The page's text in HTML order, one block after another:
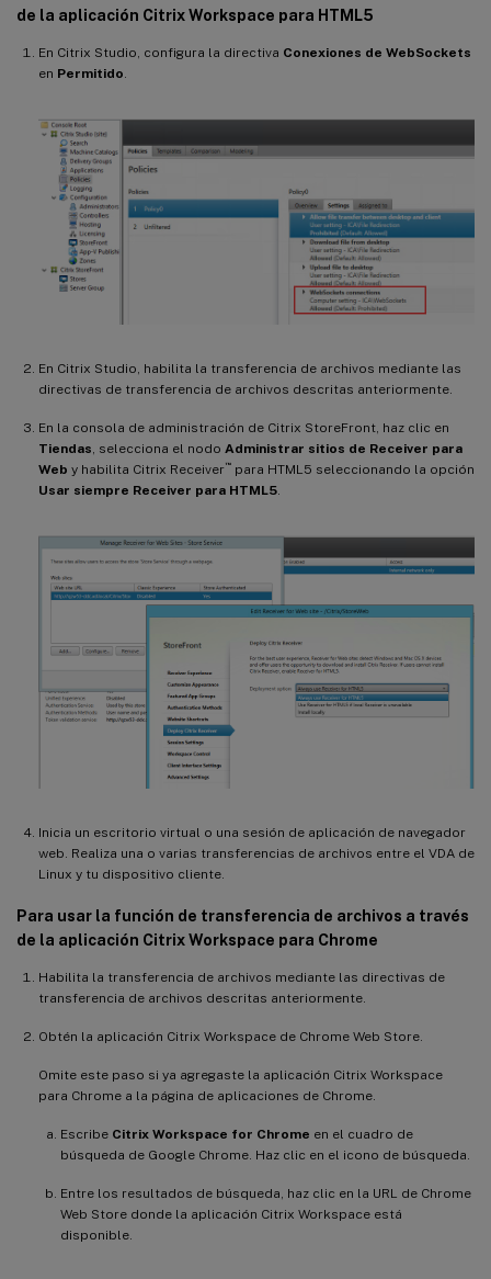
de la aplicación Citrix Workspace para HTML5
En Citrix Studio, configura la directiva Conexiones de WebSockets
en Permitido.
En Citrix Studio, habilita la transferencia de archivos mediante las
directivas de transferencia de archivos descritas anteriormente.
En la consola de administración de Citrix StoreFront, haz clic en
Tiendas, selecciona el nodo Administrar sitios de Receiver para
Web y habilita Citrix Receiver™
para HTML5 seleccionando la opción
Usar siempre Receiver para HTML5.
Inicia un escritorio virtual o una sesión de aplicación de navegador
web. Realiza una o varias transferencias de archivos entre el VDA de
Linux y tu dispositivo cliente.
Para usar la función de transferencia de archivos a través
de la aplicación Citrix Workspace para Chrome
Habilita la transferencia de archivos mediante las directivas de
transferencia de archivos descritas anteriormente.
Obtén la aplicación Citrix Workspace de Chrome Web Store.
Omite este paso si ya agregaste la aplicación Citrix Workspace
para Chrome a la página de aplicaciones de Chrome.
Escribe Citrix Workspace for Chrome en el cuadro de
búsqueda de Google Chrome. Haz clic en el icono de búsqueda.
Entre los resultados de búsqueda, haz clic en la URL de Chrome
Web Store donde la aplicación Citrix Workspace está
disponible.